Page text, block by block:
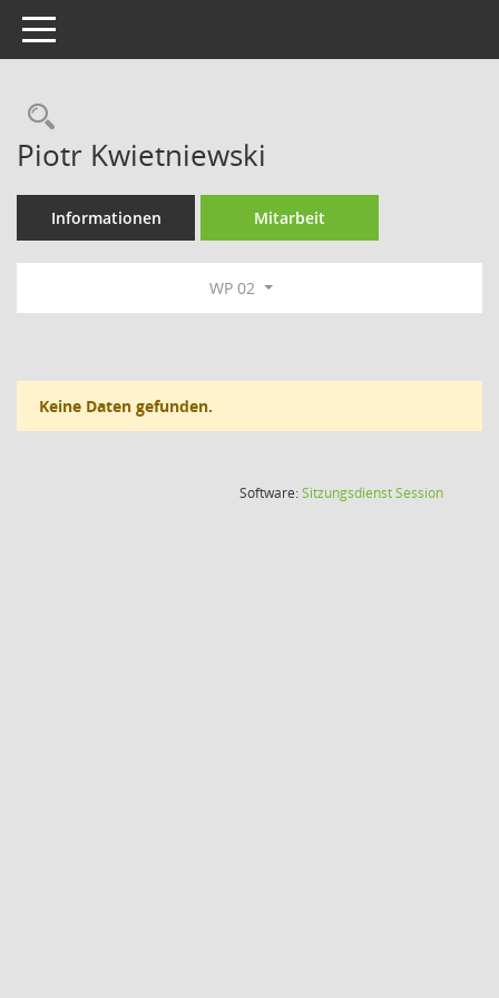
Toggle navigation
Rechercheauswahl
Piotr Kwietniewski
Informationen Mitarbeit
WP 02
Keine Daten gefunden.
Software:SitzungsdienstSession(Wird in